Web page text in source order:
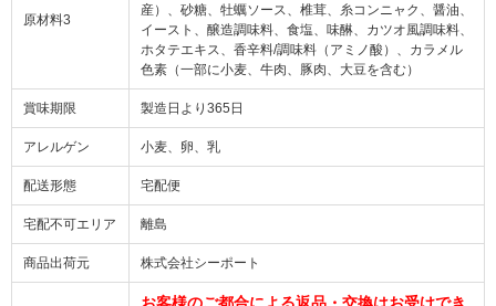
原材料3
産）、砂糖、牡蠣ソース、椎茸、糸コンニャク、醤油、
イースト、醸造調味料、食塩、味醂、カツオ風調味料、
ホタテエキス、香辛料/調味料（アミノ酸）、カラメル
色素（一部に小麦、牛肉、豚肉、大豆を含む）
賞味期限 製造日より365日
アレルゲン 小麦、卵、乳
配送形態 宅配便
宅配不可エリア 離島
商品出荷元 株式会社シーポート